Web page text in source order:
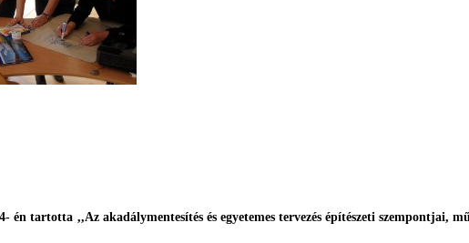
tartotta ,,Az akadálymentesítés és egyetemes tervezés építészeti szempontjai,